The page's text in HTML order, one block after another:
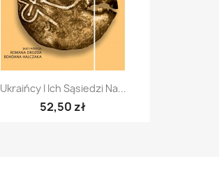
Ukraińcy I Ich Sąsiedzi Na...
52,50 zł